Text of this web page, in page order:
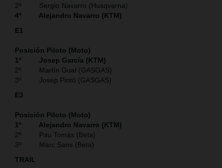
2º Sergio Navarro (Husqvarna)
4º Alejandro Navarro (KTM)
E1
Posición Piloto (Moto)
1º Josep García (KTM)
2º Martín Gual (GASGAS)
3º Josep Pintó (GASGAS)
E3
Posición Piloto (Moto)
1º Alejandro Navarro (KTM)
2º Pau Tomás (Beta)
3º Marc Sans (Beta)
TRAIL